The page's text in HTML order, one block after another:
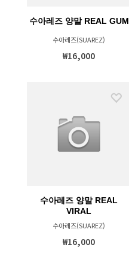
수아레즈 양말 REAL GUM
수아레즈(SUAREZ)
₩16,000
수아레즈 양말 REAL
VIRAL
수아레즈(SUAREZ)
₩16,000